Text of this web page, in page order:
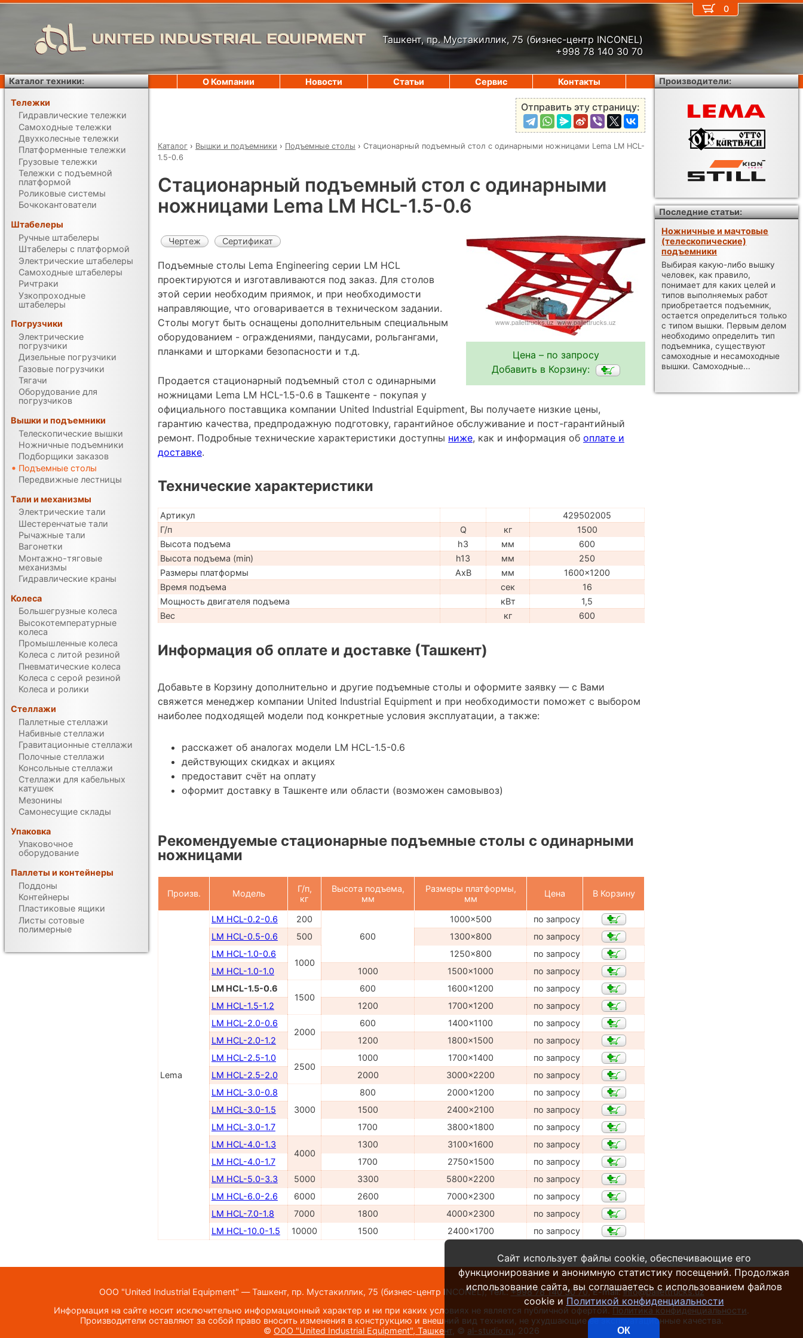
UNITED INDUSTRIAL EQUIPMENT Ташкент, пр. Мустакиллик, 75 (бизнес-центр INCONEL)
+998 78 140 30 70
Отправить эту страницу:
Каталог › Вышки и подъемники › Подъемные столы › Стационарный подъемный стол с одинарными ножницами Lema LM HCL-
1.5-0.6
Стационарный подъемный стол с одинарными
ножницами Lema LM HCL-1.5-0.6
Цена – по запросу
Добавить в Корзину:
Чертеж Сертификат
Подъемные столы Lema Engineering серии LM HCL
проектируются и изготавливаются под заказ. Для столов
этой серии необходим приямок, и при необходимости
направляющие, что оговаривается в техническом задании.
Столы могут быть оснащены дополнительным специальным
оборудованием - ограждениями, пандусами, рольгангами,
планками и шторками безопасности и т.д.
Продается стационарный подъемный стол с одинарными
ножницами Lema LM HCL-1.5-0.6 в Ташкенте - покупая у
официального поставщика компании United Industrial Equipment, Вы получаете низкие цены,
гарантию качества, предпродажную подготовку, гарантийное обслуживание и пост-гарантийный
ремонт. Подробные технические характеристики доступны ниже, как и информация об оплате и
доставке.
Технические характеристики
Артикул
429502005
Г/п
Q кг
1500
Высота подъема
h3 мм
600
Высота подъема (min)
h13 мм
250
Размеры платформы
AxB мм
1600x1200
Время подъема
сек
16
Мощность двигателя подъема
кВт
1,5
Вес
кг 600
Информация об оплате и доставке (Ташкент)
Добавьте в Корзину дополнительно и другие подъемные столы и оформите заявку — с Вами
свяжется менеджер компании United Industrial Equipment и при необходимости поможет с выбором
наиболее подходящей модели под конкретные условия эксплуатации, а также:
расскажет об аналогах модели LM HCL-1.5-0.6
действующих скидках и акциях
предоставит счёт на оплату
оформит доставку в Ташкенте или области (возможен самовывоз)
Рекомендуемые стационарные подъемные столы с одинарными
ножницами
Произв. Модель
Г/п,
кг
Высота подъема,
мм
Размеры платформы,
мм
Цена В Корзину
Lema
LM HCL-0.2-0.6
200
600
1000x500
по запросу
LM HCL-0.5-0.6
500 1300x800
по запросу
LM HCL-1.0-0.6
1000
1250x800
по запросу
LM HCL-1.0-1.0
1000 1500x1000
по запросу
LM HCL-1.5-0.6
1500
600 1600x1200
по запросу
LM HCL-1.5-1.2
1200 1700x1200
по запросу
LM HCL-2.0-0.6
2000
600 1400x1100
по запросу
LM HCL-2.0-1.2
1200 1800x1500
по запросу
LM HCL-2.5-1.0
2500
1000 1700x1400
по запросу
LM HCL-2.5-2.0
2000 3000x2200
по запросу
LM HCL-3.0-0.8
3000
800 2000x1200
по запросу
LM HCL-3.0-1.5
1500 2400x2100
по запросу
LM HCL-3.0-1.7
1700 3800x1800
по запросу
LM HCL-4.0-1.3
4000
1300 3100x1600
по запросу
LM HCL-4.0-1.7
1700 2750x1500
по запросу
LM HCL-5.0-3.3
5000 3300 5800x2200
по запросу
LM HCL-6.0-2.6
6000 2600 7000x2300
по запросу
LM HCL-7.0-1.8
7000 1800 4000x2300
по запросу
LM HCL-10.0-1.5
10000 1500 2400x1700 по запросу
0
О Компании Новости Статьи Сервис Контакты
Каталог техники:
Тележки
Гидравлические тележки
Самоходные тележки
Двухколесные тележки
Платформенные тележки
Грузовые тележки
Тележки с подъемной
платформой
Роликовые системы
Бочкокантователи
Штабелеры
Ручные штабелеры
Штабелеры с платформой
Электрические штабелеры
Самоходные штабелеры
Ричтраки
Узкопроходные
штабелеры
Погрузчики
Электрические
погрузчики
Дизельные погрузчики
Газовые погрузчики
Тягачи
Оборудование для
погрузчиков
Вышки и подъемники
Телескопические вышки
Ножничные подъемники
Подборщики заказов
Подъемные столы
Передвижные лестницы
Тали и механизмы
Электрические тали
Шестеренчатые тали
Рычажные тали
Вагонетки
Монтажно-тяговые
механизмы
Гидравлические краны
Колеса
Большегрузные колеса
Высокотемпературные
колеса
Промышленные колеса
Колеса с литой резиной
Пневматические колеса
Колеса с серой резиной
Колеса и ролики
Стеллажи
Паллетные стеллажи
Набивные стеллажи
Гравитационные стеллажи
Полочные стеллажи
Консольные стеллажи
Стеллажи для кабельных
катушек
Мезонины
Самонесущие склады
Упаковка
Упаковочное
оборудование
Паллеты и контейнеры
Поддоны
Контейнеры
Пластиковые ящики
Листы сотовые
полимерные
Производители:
Последние статьи:
Ножничные и мачтовые
(телескопические)
подъемники
Выбирая какую-либо вышку
человек, как правило,
понимает для каких целей и
типов выполняемых работ
приобретается подъемник,
остается определиться только
с типом вышки. Первым делом
необходимо определить тип
подъемника, существуют
самоходные и несамоходные
вышки. Самоходные...
ООО "United Industrial Equipment" — Ташкент, пр. Мустакиллик, 75 (бизнес-центр INCONEL),тел.:+998 78 140 30 70,E-mail:info@pallettrucks.uz
Информация на сайте носит исключительно информационный характер и ни при каких условиях не является публичной офертой. Политика конфиденциальности
Производители оставляют за собой право вносить изменения в конструкцию и внешний вид техники, не ухудшающие ее эксплуатационные качества.
© ООО "United Industrial Equipment", Ташкент , © al-studio.ru , 2026
Сайт использует файлы cookie, обеспечивающие его
функционирование и анонимную статистику посещений. Продолжая
использование сайта, вы соглашаетесь с использованием файлов
cookie и Политикой конфиденциальности
ОК